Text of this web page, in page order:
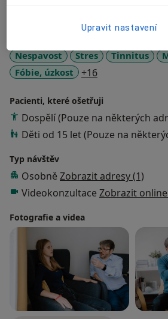
Nespavost Stres Tinnitus
Fóbie, úzkost
+16
Pacienti, které ošetřuji
Dospělí (Pouze na některých
Děti od 15 let (Pouze na
Typ návštěv
Osobně Zobrazit adresy (1)
Videokonzultace Zobrazit
Fotografie a videa
Upravit nastavení